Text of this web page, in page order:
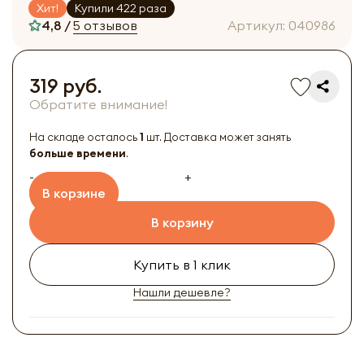
Хит! Купили 422 раза
4,8 /5 отзывов Артикул: 040986
319 руб.
Обратите внимание!
На складе осталось1 шт. Доставка может занять
больше времени.
-
+
В корзине
В корзину
Купить в 1 клик
Нашли дешевле?